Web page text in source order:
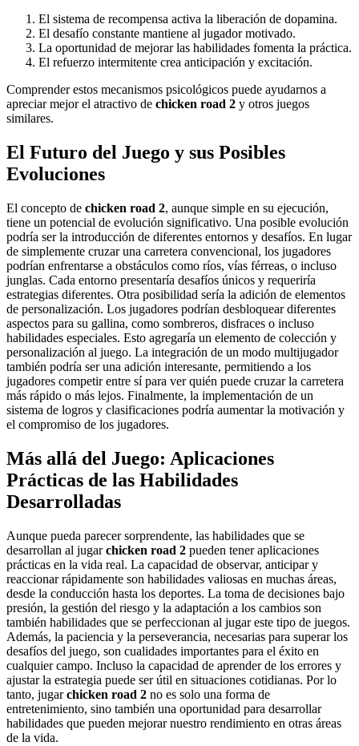
El sistema de recompensa activa la liberación de dopamina.
El desafío constante mantiene al jugador motivado.
La oportunidad de mejorar las habilidades fomenta la práctica.
El refuerzo intermitente crea anticipación y excitación.
Comprender estos mecanismos psicológicos puede ayudarnos a
apreciar mejor el atractivo de chicken road 2 y otros juegos
similares.
El Futuro del Juego y sus Posibles
Evoluciones
El concepto de chicken road 2, aunque simple en su ejecución,
tiene un potencial de evolución significativo. Una posible evolución
podría ser la introducción de diferentes entornos y desafíos. En lugar
de simplemente cruzar una carretera convencional, los jugadores
podrían enfrentarse a obstáculos como ríos, vías férreas, o incluso
junglas. Cada entorno presentaría desafíos únicos y requeriría
estrategias diferentes. Otra posibilidad sería la adición de elementos
de personalización. Los jugadores podrían desbloquear diferentes
aspectos para su gallina, como sombreros, disfraces o incluso
habilidades especiales. Esto agregaría un elemento de colección y
personalización al juego. La integración de un modo multijugador
también podría ser una adición interesante, permitiendo a los
jugadores competir entre sí para ver quién puede cruzar la carretera
más rápido o más lejos. Finalmente, la implementación de un
sistema de logros y clasificaciones podría aumentar la motivación y
el compromiso de los jugadores.
Más allá del Juego: Aplicaciones
Prácticas de las Habilidades
Desarrolladas
Aunque pueda parecer sorprendente, las habilidades que se
desarrollan al jugarchicken road 2 pueden tener aplicaciones
prácticas en la vida real. La capacidad de observar, anticipar y
reaccionar rápidamente son habilidades valiosas en muchas áreas,
desde la conducción hasta los deportes. La toma de decisiones bajo
presión, la gestión del riesgo y la adaptación a los cambios son
también habilidades que se perfeccionan al jugar este tipo de juegos.
Además, la paciencia y la perseverancia, necesarias para superar los
desafíos del juego, son cualidades importantes para el éxito en
cualquier campo. Incluso la capacidad de aprender de los errores y
ajustar la estrategia puede ser útil en situaciones cotidianas. Por lo
tanto, jugarchicken road 2 no es solo una forma de
entretenimiento, sino también una oportunidad para desarrollar
habilidades que pueden mejorar nuestro rendimiento en otras áreas
de la vida.